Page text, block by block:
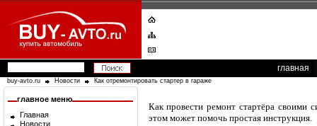
главная
buy-avto.ru Новости Как отремонтировать стартер в гараже
главное меню
Главная
Новости
Как провести ремонт стартёра своими
этом может помочь простая инструкция.